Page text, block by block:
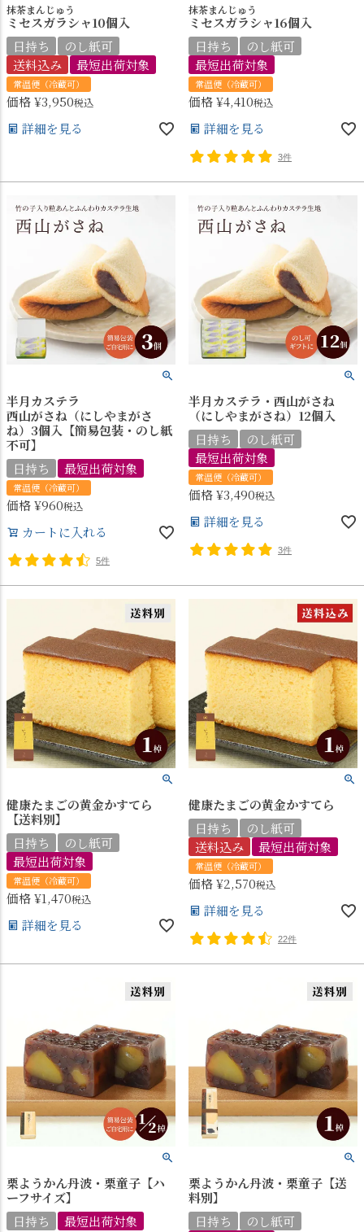
抹茶まんじゅう
ミセスガラシャ10個入
日持ち
のし紙可
送料込み
最短出荷対象
常温便（冷蔵可）
価格¥3,950税込
詳細を見る
抹茶まんじゅう
ミセスガラシャ16個入
日持ち
のし紙可
最短出荷対象
常温便（冷蔵可）
価格¥4,410税込
詳細を見る
3件
半月カステラ
西山がさね（にしやまがさ
ね）3個入【簡易包装・のし紙
不可】
日持ち
最短出荷対象
常温便（冷蔵可）
価格¥960税込
カートに入れる
5件
半月カステラ・西山がさね
（にしやまがさね）12個入
日持ち
のし紙可
最短出荷対象
常温便（冷蔵可）
価格¥3,490税込
詳細を見る
3件
健康たまごの黄金かすてら
【送料別】
日持ち
のし紙可
最短出荷対象
常温便（冷蔵可）
価格¥1,470税込
詳細を見る
健康たまごの黄金かすてら
日持ち
のし紙可
送料込み
最短出荷対象
常温便（冷蔵可）
価格¥2,570税込
詳細を見る
22件
栗ようかん丹波・栗童子【ハ
ーフサイズ】
日持ち
最短出荷対象
栗ようかん丹波・栗童子【送
料別】
日持ち
のし紙可